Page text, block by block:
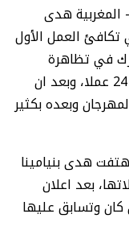
المغربية هدى
تكافئ العمل الأول
في تظاهرة
«اسبوعي المخرجين» التي شهدت عرض 24 عملا، وبعد ان
وبعده بكثير
هتفت هدى بنيامينا
بعد اعلان
وتسابق عليها